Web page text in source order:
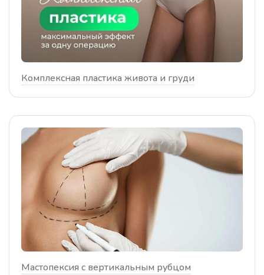
Комплексная пластика живота и груди
Мастопексия с вертикальным рубцом